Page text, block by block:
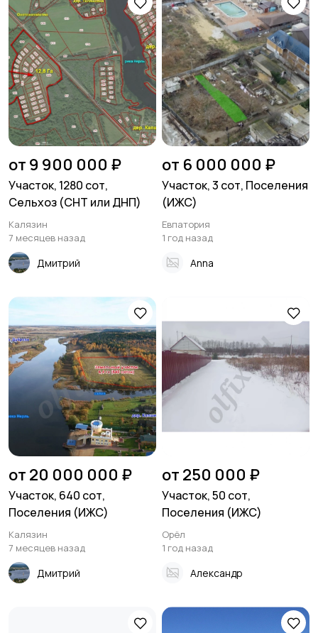
от 9 900 000 ₽
Участок, 1280 сот,
Сельхоз (СНТ или ДНП)
Калязин
7 месяцев назад
Дмитрий
от 6 000 000 ₽
Участок, 3 сот, Поселения
(ИЖС)
Евпатория
1 год назад
Anna
от 20 000 000 ₽
Участок, 640 сот,
Поселения (ИЖС)
Калязин
7 месяцев назад
Дмитрий
от 250 000 ₽
Участок, 50 сот,
Поселения (ИЖС)
Орёл
1 год назад
Александр